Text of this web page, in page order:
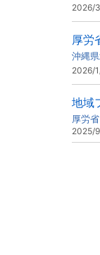
2026/
厚労
沖縄
2026/
地域
厚労
2025/